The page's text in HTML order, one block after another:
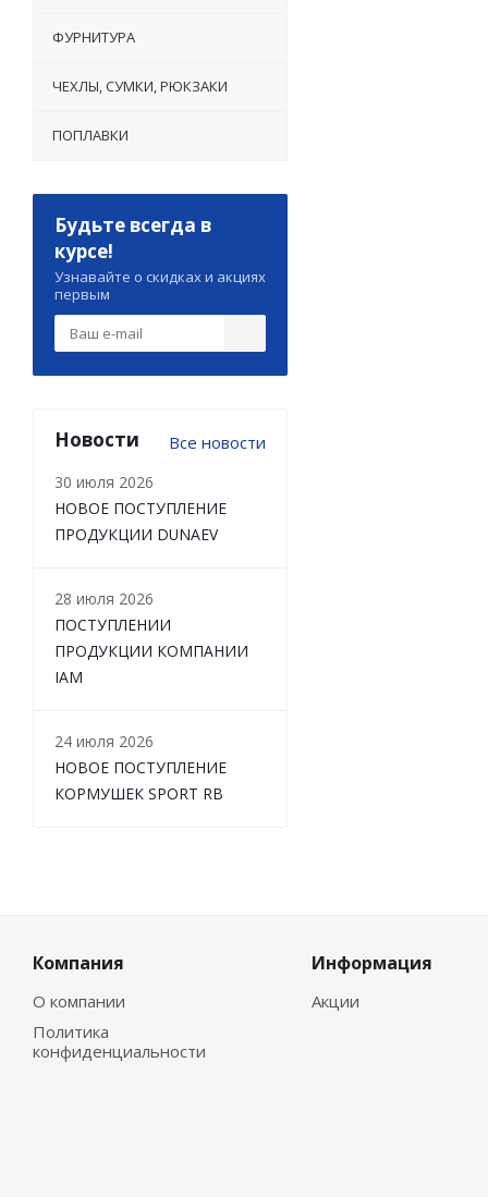
ФУРНИТУРА
ЧЕХЛЫ, СУМКИ, РЮКЗАКИ
ПОПЛАВКИ
Будьте всегда в
курсе!
Узнавайте о скидках и акциях
первым
Новости Все новости
30 июля 2026
НОВОЕ ПОСТУПЛЕНИЕ
ПРОДУКЦИИ DUNAEV
28 июля 2026
ПОСТУПЛЕНИИ
ПРОДУКЦИИ КОМПАНИИ
IAM
24 июля 2026
НОВОЕ ПОСТУПЛЕНИЕ
КОРМУШЕК SPORT RB
Компания
О компании
Политика
конфиденциальности
Информация
Акции